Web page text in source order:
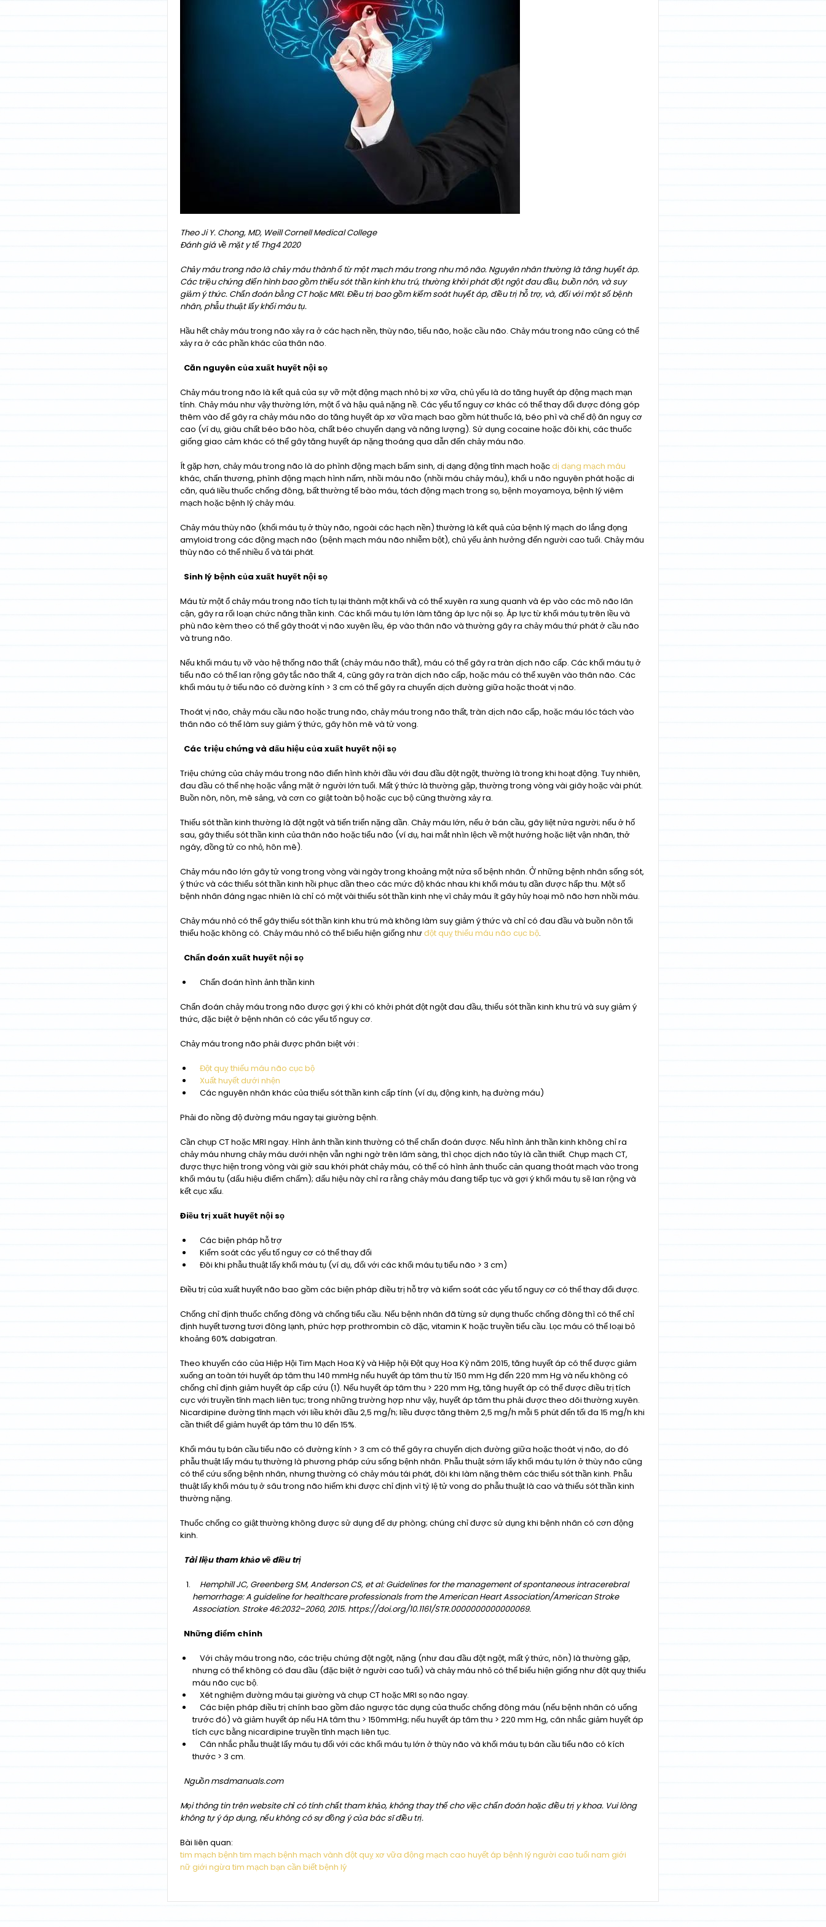
Theo Ji Y. Chong, MD, Weill Cornell Medical College
Đánh giá về mặt y tế Thg4 2020
Chảy máu trong não là chảy máu thành ổ từ một mạch máu trong nhu mô não. Nguyên nhân thường là tăng huyết áp.
Các triệu chứng điển hình bao gồm thiếu sót thần kinh khu trú, thường khởi phát đột ngột đau đầu, buồn nôn, và suy
giảm ý thức. Chẩn đoán bằng CT hoặc MRI. Điều trị bao gồm kiểm soát huyết áp, điều trị hỗ trợ, và, đối với một số bệnh
nhân, phẫu thuật lấy khối máu tụ.
Hầu hết chảy máu trong não xảy ra ở các hạch nền, thùy não, tiểu não, hoặc cầu não. Chảy máu trong não cũng có thể
xảy ra ở các phần khác của thân não.
Căn nguyên của xuất huyết nội sọ
Chảy máu trong não là kết quả của sự vỡ một động mạch nhỏ bị xơ vữa, chủ yếu là do tăng huyết áp động mạch mạn
tính. Chảy máu như vậy thường lớn, một ổ và hậu quả nặng nề. Các yếu tố nguy cơ khác có thể thay đổi được đóng góp
thêm vào để gây ra chảy máu não do tăng huyết áp xơ vữa mạch bao gồm hút thuốc lá, béo phì và chế độ ăn nguy cơ
cao (ví dụ, giàu chất béo bão hòa, chất béo chuyển dạng và năng lượng). Sử dụng cocaine hoặc đôi khi, các thuốc
giống giao cảm khác có thể gây tăng huyết áp nặng thoáng qua dẫn đến chảy máu não.
Ít gặp hơn, chảy máu trong não là do phình động mạch bẩm sinh, dị dạng động tĩnh mạch hoặcdị dạng mạch máu
khác, chấn thương, phình động mạch hình nấm, nhồi máu não (nhồi máu chảy máu), khối u não nguyên phát hoặc di
căn, quá liều thuốc chống đông, bất thường tế bào máu, tách động mạch trong sọ, bệnh moyamoya, bệnh lý viêm
mạch hoặc bệnh lý chảy máu.
Chảy máu thùy não (khối máu tụ ở thùy não, ngoài các hạch nền) thường là kết quả của bệnh lý mạch do lắng đọng
amyloid trong các động mạch não (bệnh mạch máu não nhiễm bột), chủ yếu ảnh hưởng đến người cao tuổi. Chảy máu
thùy não có thể nhiều ổ và tái phát.
Sinh lý bệnh của xuất huyết nội sọ
Máu từ một ổ chảy máu trong não tích tụ lại thành một khối và có thể xuyên ra xung quanh và ép vào các mô não lân
cận, gây ra rối loạn chức năng thần kinh. Các khối máu tụ lớn làm tăng áp lực nội sọ. Áp lực từ khối máu tụ trên lều và
phù não kèm theo có thể gây thoát vị não xuyên lều, ép vào thân não và thường gây ra chảy máu thứ phát ở cầu não
và trung não.
Nếu khối máu tụ vỡ vào hệ thống não thất (chảy máu não thất), máu có thể gây ra tràn dịch não cấp. Các khối máu tụ ở
tiểu não có thể lan rộng gây tắc não thất 4, cũng gây ra tràn dịch não cấp, hoặc máu có thể xuyên vào thân não. Các
khối máu tụ ở tiểu não có đường kính > 3 cm có thể gây ra chuyển dịch đường giữa hoặc thoát vị não.
Thoát vị não, chảy máu cầu não hoặc trung não, chảy máu trong não thất, tràn dịch não cấp, hoặc máu lóc tách vào
thân não có thể làm suy giảm ý thức, gây hôn mê và tử vong.
Các triệu chứng và dấu hiệu của xuất huyết nội sọ
Triệu chứng của chảy máu trong não điển hình khởi đầu với đau đầu đột ngột, thường là trong khi hoạt động. Tuy nhiên,
đau đầu có thể nhẹ hoặc vắng mặt ở người lớn tuổi. Mất ý thức là thường gặp, thường trong vòng vài giây hoặc vài phút.
Buồn nôn, nôn, mê sảng, và cơn co giật toàn bộ hoặc cục bộ cũng thường xảy ra.
Thiếu sót thần kinh thường là đột ngột và tiến triển nặng dần. Chảy máu lớn, nếu ở bán cầu, gây liệt nửa người; nếu ở hố
sau, gây thiếu sót thần kinh của thân não hoặc tiểu não (ví dụ, hai mắt nhìn lệch về một hướng hoặc liệt vận nhãn, thở
ngáy, đồng tử co nhỏ, hôn mê).
Chảy máu não lớn gây tử vong trong vòng vài ngày trong khoảng một nửa số bệnh nhân. Ở những bệnh nhân sống sót,
ý thức và các thiếu sót thần kinh hồi phục dần theo các mức độ khác nhau khi khối máu tụ dần được hấp thu. Một số
bệnh nhân đáng ngạc nhiên là chỉ có một vài thiếu sót thần kinh nhẹ vì chảy máu ít gây hủy hoại mô não hơn nhồi máu.
Chảy máu nhỏ có thể gây thiếu sót thần kinh khu trú mà không làm suy giảm ý thức và chỉ có đau đầu và buồn nôn tối
thiểu hoặc không có. Chảy máu nhỏ có thể biểu hiện giống nhưđột quỵ thiếu máu não cục bộ.
Chẩn đoán xuất huyết nội sọ
Chẩn đoán hình ảnh thần kinh
Chẩn đoán chảy máu trong não được gợi ý khi có khởi phát đột ngột đau đầu, thiếu sót thần kinh khu trú và suy giảm ý
thức, đặc biệt ở bệnh nhân có các yếu tố nguy cơ.
Chảy máu trong não phải được phân biệt với :
Đột quỵ thiếu máu não cục bộ
Xuất huyết dưới nhện
Các nguyên nhân khác của thiếu sót thần kinh cấp tính (ví dụ, động kinh, hạ đường máu)
Phải đo nồng độ đường máu ngay tại giường bệnh.
Cần chụp CT hoặc MRI ngay. Hình ảnh thần kinh thường có thể chẩn đoán được. Nếu hình ảnh thần kinh không chỉ ra
chảy máu nhưng chảy máu dưới nhện vẫn nghi ngờ trên lâm sàng, thì chọc dịch não tủy là cần thiết. Chụp mạch CT,
được thực hiện trong vòng vài giờ sau khới phát chảy máu, có thể có hình ảnh thuốc cản quang thoát mạch vào trong
khối máu tụ (dấu hiệu điểm chấm); dấu hiệu này chỉ ra rằng chảy máu đang tiếp tục và gợi ý khối máu tụ sẽ lan rộng và
kết cục xấu.
Điều trị xuất huyết nội sọ
Các biện pháp hỗ trợ
Kiểm soát các yếu tố nguy cơ có thể thay đổi
Đôi khi phẫu thuật lấy khối máu tụ (ví dụ, đối với các khối máu tụ tiểu não > 3 cm)
Điều trị của xuất huyết não bao gồm các biện pháp điều trị hỗ trợ và kiểm soát các yếu tố nguy cơ có thể thay đổi được.
Chống chỉ định thuốc chống đông và chống tiểu cầu. Nếu bệnh nhân đã từng sử dụng thuốc chống đông thì có thể chỉ
định huyết tương tươi đông lạnh, phức hợp prothrombin cô đặc, vitamin K hoặc truyền tiểu cầu. Lọc máu có thể loại bỏ
khoảng 60% dabigatran.
Theo khuyến cáo của Hiệp Hội Tim Mạch Hoa Kỳ và Hiệp hội Đột quỵ Hoa Kỳ năm 2015, tăng huyết áp có thể được giảm
xuống an toàn tới huyết áp tâm thu 140 mmHg nếu huyết áp tâm thu từ 150 mm Hg đến 220 mm Hg và nếu không có
chống chỉ định giảm huyết áp cấp cứu (1). Nếu huyết áp tâm thu > 220 mm Hg, tăng huyết áp có thể được điều trị tích
cực với truyền tĩnh mạch liên tục; trong những trường hợp như vậy, huyết áp tâm thu phải được theo dõi thường xuyên.
Nicardipine đường tĩnh mạch với liều khởi đầu 2,5 mg/h; liều được tăng thêm 2,5 mg/h mỗi 5 phút đến tối đa 15 mg/h khi
cần thiết để giảm huyết áp tâm thu 10 đến 15%.
Khối máu tụ bán cầu tiểu não có đường kính > 3 cm có thể gây ra chuyển dịch đường giữa hoặc thoát vị não, do đó
phẫu thuật lấy máu tụ thường là phương pháp cứu sống bệnh nhân. Phẫu thuật sớm lấy khối máu tụ lớn ở thùy não cũng
có thể cứu sống bệnh nhân, nhưng thường có chảy máu tái phát, đôi khi làm nặng thêm các thiếu sót thần kinh. Phẫu
thuật lấy khối máu tụ ở sâu trong não hiếm khi được chỉ định vì tỷ lệ tử vong do phẫu thuật là cao và thiếu sót thần kinh
thường nặng.
Thuốc chống co giật thường không được sử dụng để dự phòng; chúng chỉ được sử dụng khi bệnh nhân có cơn động
kinh.
Tài liệu tham khảo về điều trị
Hemphill JC, Greenberg SM, Anderson CS, et al: Guidelines for the management of spontaneous intracerebral
hemorrhage: A guideline for healthcare professionals from the American Heart Association/American Stroke
Association. Stroke 46:2032–2060, 2015. https://doi.org/10.1161/STR.0000000000000069.
Những điểm chính
Với chảy máu trong não, các triệu chứng đột ngột, nặng (như đau đầu đột ngột, mất ý thức, nôn) là thường gặp,
nhưng có thể không có đau đầu (đặc biệt ở người cao tuổi) và chảy máu nhỏ có thể biểu hiện giống như đột quỵ thiếu
máu não cục bộ.
Xét nghiệm đường máu tại giường và chụp CT hoặc MRI sọ não ngay.
Các biện pháp điều trị chính bao gồm đảo ngược tác dụng của thuốc chống đông máu (nếu bệnh nhân có uống
trước đó) và giảm huyết áp nếu HA tâm thu > 150mmHg; nếu huyết áp tâm thu > 220 mm Hg, cân nhắc giảm huyết áp
tích cực bằng nicardipine truyền tĩnh mạch liên tục.
Cân nhắc phẫu thuật lấy máu tụ đối với các khối máu tụ lớn ở thùy não và khối máu tụ bán cầu tiểu não có kích
thước > 3 cm.
Nguồn msdmanuals.com
Mọi thông tin trên website chỉ có tính chất tham khảo, không thay thế cho việc chẩn đoán hoặc điều trị y khoa. Vui lòng
không tự ý áp dụng, nếu không có sự đồng ý của bác sĩ điều trị.
Bài liên quan
tim mạch bệnh tim mạch bệnh mạch vành đột quỵxơ vữa động mạch cao huyết áp bệnh lý người cao tuổi nam giới
nữ giới ngừa tim mạch bạn cần biếtbệnh lý